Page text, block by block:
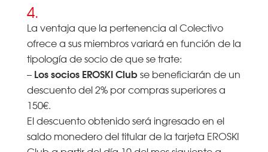
4.
La ventaja que la pertenencia al Colectivo
ofrece a sus miembros variará en función de la
tipología de socio de que se trate:
– Los socios EROSKI Clubse beneficiarán de un
descuento del 2% por compras superiores a
150€.
El descuento obtenido será ingresado en el
saldo monedero del titular de la tarjeta EROSKI